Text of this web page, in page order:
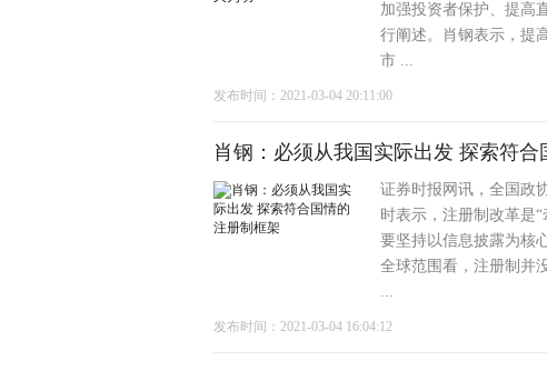
加强投资者保护、提高
行阐述。肖钢表示，提
市 ...
发布时间：2021-03-04 20:11:00
肖钢：必须从我国实际出发 探索符合
证券时报网讯，全国政
时表示，注册制改革是
要坚持以信息披露为核
全球范围看，注册制并
...
发布时间：2021-03-04 16:04:12